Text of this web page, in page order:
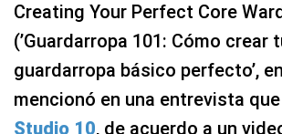
Creating Your Perfect Core
(’Guardarropa 101: Cómo crear
guardarropa básico perfecto’,
mencionó en una entrevista
Studio 10, de acuerdo a un